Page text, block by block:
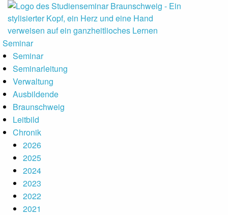
Seminar
Seminar
Seminarleitung
Verwaltung
Ausbildende
Braunschweig
Leitbild
Chronik
2026
2025
2024
2023
2022
2021